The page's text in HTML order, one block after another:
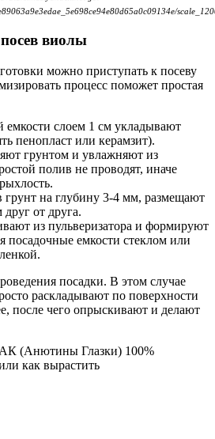
виолы
можно приступать к посеву
процесс поможет простая
емкости слоем 1 см укладывают
пенопласт или керамзит).
грунтом и увлажняют из
полив не проводят, иначе
грунт на глубину 3-4 мм, размещают
от друга.
из пульверизатора и формируют
посадочные емкости стеклом или
посадки. В этом случае
раскладывают по поверхности
после чего опрыскивают и делают